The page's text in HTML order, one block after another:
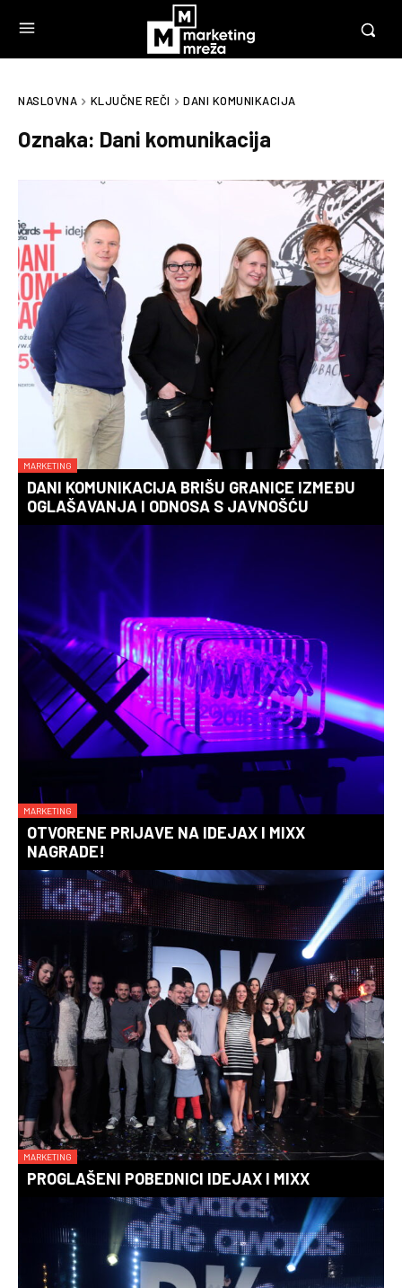
NASLOVNA KLJUČNE REČI DANI KOMUNIKACIJA
Oznaka: Dani komunikacija
MARKETING
DANI KOMUNIKACIJA BRIŠU GRANICE IZMEĐU
OGLAŠAVANJA I ODNOSA S JAVNOŠĆU
MARKETING
OTVORENE PRIJAVE NA IDEJAX I MIXX
NAGRADE!
MARKETING
PROGLAŠENI POBEDNICI IDEJAX I MIXX